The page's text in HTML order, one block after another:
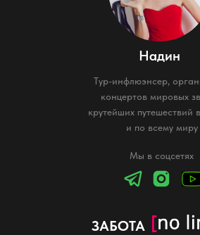
Тур-инфлюэнсер,
концертов мировых
крутейших путешествий
и по всему миру
Надин
Мы в соцсетях
ЗАБОТА